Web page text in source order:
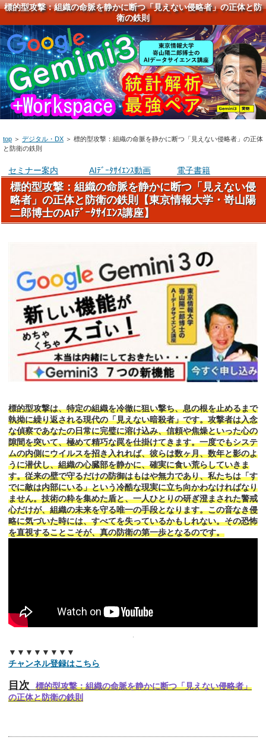
標的型攻撃：組織の命脈を静かに断つ「見えない侵略者」の正体と防
衛の鉄則
top ＞ デジタル・DX ＞ 標的型攻撃：組織の命脈を静かに断つ「見えない侵略者」の正体
と防衛の鉄則
セミナー案内 AIﾃﾞｰﾀｻｲｴﾝｽ動画 電子書籍
標的型攻撃：組織の命脈を静かに断つ「見えない侵
略者」の正体と防衛の鉄則【東京情報大学・嵜山陽
二郎博士のAIﾃﾞｰﾀｻｲｴﾝｽ講座】
標的型攻撃は、特定の組織を冷徹に狙い撃ち、息の根を止めるまで
執拗に繰り返される現代の「見えない暗殺者」です。攻撃者は入念
な偵察であなたの日常に完璧に溶け込み、信頼や焦燥といった心の
隙間を突いて、極めて精巧な罠を仕掛けてきます。一度でもシステ
ムの内側にウイルスを招き入れれば、彼らは数ヶ月、数年と影のよ
うに潜伏し、組織の心臓部を静かに、確実に食い荒らしていきま
す。従来の壁で守るだけの防御はもはや無力であり、私たちは「す
でに敵は内部にいる」という冷酷な現実に立ち向かわなければなり
ません。技術の粋を集めた盾と、一人ひとりの研ぎ澄まされた警戒
心だけが、組織の未来を守る唯一の手段となります。この音なき侵
略に気づいた時には、すべてを失っているかもしれない。その恐怖
を直視することこそが、真の防衛の第一歩となるのです。
▼▼▼▼▼▼▼▼
チャンネル登録はこちら
目次
標的型攻撃：組織の命脈を静かに断つ「見えない侵略者」
の正体と防衛の鉄則